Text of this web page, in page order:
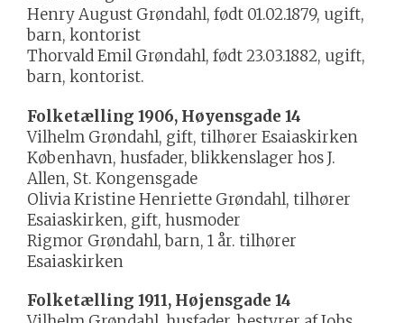
Henry August Grøndahl, født 01.02.1879, ugift,
barn, kontorist
Thorvald Emil Grøndahl, født 23.03.1882, ugift,
barn, kontorist.
Folketælling 1906, Høyensgade 14
Vilhelm Grøndahl, gift, tilhører Esaiaskirken
København, husfader, blikkenslager hos J.
Allen, St. Kongensgade
Olivia Kristine Henriette Grøndahl, tilhører
Esaiaskirken, gift, husmoder
Rigmor Grøndahl, barn, 1 år. tilhører
Esaiaskirken
Folketælling 1911, Højensgade 14